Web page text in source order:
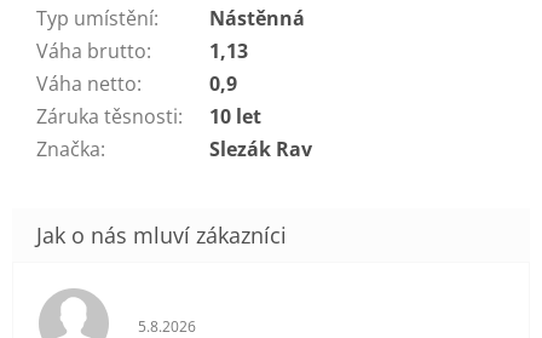
Typ umístění:
Nástěnná
Váha brutto:
1,13
Váha netto:
0,9
Záruka těsnosti:
10 let
Značka: Slezák Rav
Hodnocení obchodu je 5 z 5 hvězdiček.
5.8.2026